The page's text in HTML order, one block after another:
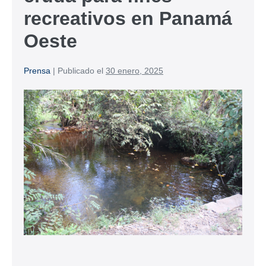
recreativos en Panamá
Oeste
Prensa | Publicado el 30 enero, 2025